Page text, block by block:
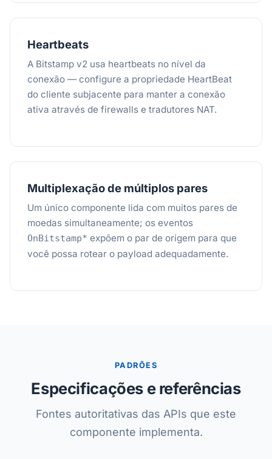
Heartbeats
A Bitstamp v2 usa heartbeats no nível da
conexão — configure a propriedade HeartBeat
do cliente subjacente para manter a conexão
ativa através de firewalls e tradutores NAT.
Multiplexação de múltiplos pares
Um único componente lida com muitos pares de
moedas simultaneamente; os eventos
OnBitstamp* expõem o par de origem para que
você possa rotear o payload adequadamente.
PADRÕES
Especificações e referências
Fontes autoritativas das APIs que este
componente implementa.